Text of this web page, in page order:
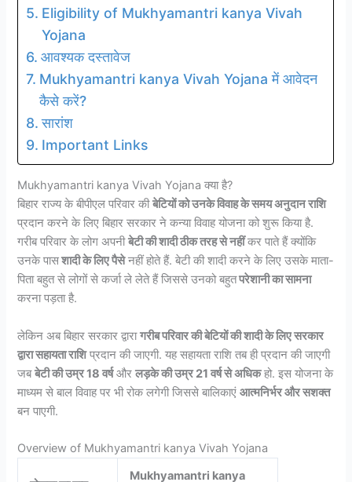
Eligibility of Mukhyamantri kanya Vivah
Yojana
आवश्यक दस्तावेज
Mukhyamantri kanya Vivah Yojana में आवेदन
कैसे करें?
सारांश
Important Links
Mukhyamantri kanya Vivah Yojana क्या है?
बिहार राज्य के बीपीएल परिवार कीबेटियों को उनके विवाह के समय अनुदान राशि
प्रदान करने के लिए बिहार सरकार ने कन्या विवाह योजना को शुरू किया है.
गरीब परिवार के लोग अपनीबेटी की शादी ठीक तरह से नहींकर पाते हैं क्योंकि
उनके पासशादी के लिए पैसेनहीं होते हैं. बेटी की शादी करने के लिए उसके माता-
पिता बहुत से लोगों से कर्जा ले लेते हैं जिससे उनको बहुतपरेशानी का सामना
करना पड़ता है.
लेकिन अब बिहार सरकार द्वारागरीब परिवार की बेटियों की शादी के लिए सरकार
द्वारा सहायता राशिप्रदान की जाएगी. यह सहायता राशि तब ही प्रदान की जाएगी
जबबेटी की उम्र 18 वर्षऔरलड़के की उम्र 21 वर्ष से अधिकहो. इस योजना के
माध्यम से बाल विवाह पर भी रोक लगेगी जिससे बालिकाएंआत्मनिर्भर और सशक्त
बन पाएगी.
Overview of Mukhyamantri kanya Vivah Yojana
Mukhyamantri kanya